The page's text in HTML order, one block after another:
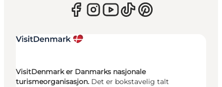
VisitDenmark er Danmarks nasjonale
turismeorganisasjon. Det er bokstavelig talt